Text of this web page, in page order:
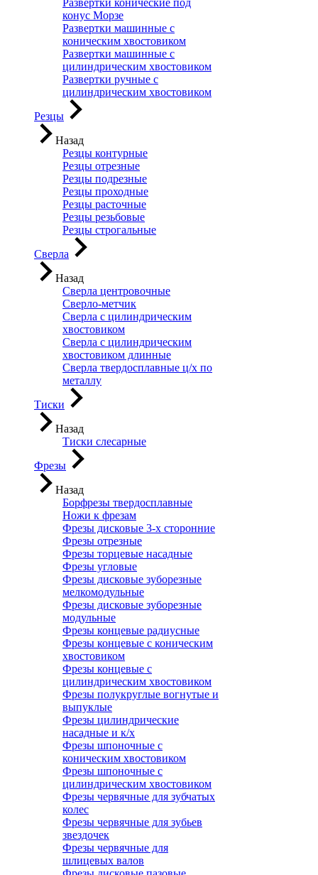
Развертки конические под
конус Морзе
Развертки машинные с
коническим хвостовиком
Развертки машинные с
цилиндрическим хвостовиком
Развертки ручные с
цилиндрическим хвостовиком
Резцы
Назад
Резцы контурные
Резцы отрезные
Резцы подрезные
Резцы проходные
Резцы расточные
Резцы резьбовые
Резцы строгальные
Сверла
Назад
Сверла центровочные
Сверло-метчик
Сверла с цилиндрическим
хвостовиком
Сверла с цилиндрическим
хвостовиком длинные
Сверла твердосплавные ц/х по
металлу
Тиски
Назад
Тиски слесарные
Фрезы
Назад
Борфрезы твердосплавные
Ножи к фрезам
Фрезы дисковые 3-х сторонние
Фрезы отрезные
Фрезы торцевые насадные
Фрезы угловые
Фрезы дисковые зуборезные
мелкомодульные
Фрезы дисковые зуборезные
модульные
Фрезы концевые радиусные
Фрезы концевые с коническим
хвостовиком
Фрезы концевые с
цилиндрическим хвостовиком
Фрезы полукруглые вогнутые и
выпуклые
Фрезы цилиндрические
насадные и к/х
Фрезы шпоночные с
коническим хвостовиком
Фрезы шпоночные с
цилиндрическим хвостовиком
Фрезы червячные для зубчатых
колес
Фрезы червячные для зубьев
звездочек
Фрезы червячные для
шлицевых валов